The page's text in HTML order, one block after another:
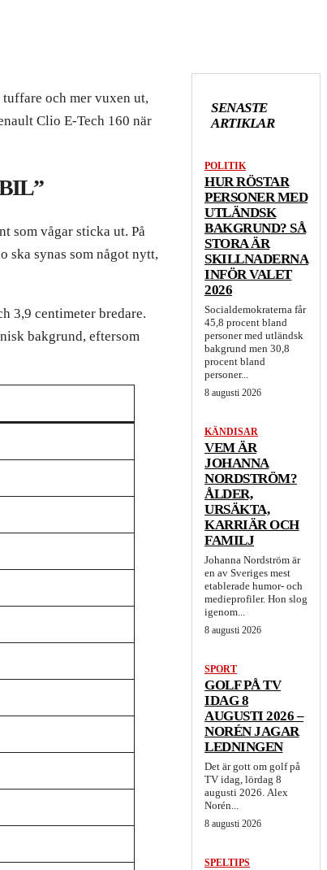
och mer vuxen ut,
Clio E-Tech 160 när
som vågar sticka ut. På
ska synas som något nytt,
3,9 centimeter bredare.
bakgrund, eftersom
SENASTE
ARTIKLAR
POLITIK
HUR RÖSTAR
PERSONER MED
UTLÄNDSK
BAKGRUND? SÅ
STORA ÄR
SKILLNADERNA
INFÖR VALET
2026
Socialdemokraterna får
45,8 procent bland
personer med utländsk
bakgrund men 30,8
procent bland
personer...
8 augusti 2026
KÄNDISAR
VEM ÄR
JOHANNA
NORDSTRÖM?
ÅLDER,
URSÄKTA,
KARRIÄR OCH
FAMILJ
Johanna Nordström är
en av Sveriges mest
etablerade humor- och
medieprofiler. Hon slog
igenom...
8 augusti 2026
SPORT
GOLF PÅ TV
IDAG 8
AUGUSTI 2026 –
NORÉN JAGAR
LEDNINGEN
Det är gott om golf på
TV idag, lördag 8
augusti 2026. Alex
Norén...
8 augusti 2026
SPELTIPS